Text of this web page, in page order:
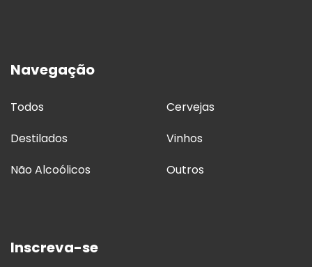
Navegação
Todos
Cervejas
Destilados
Vinhos
Não Alcoólicos
Outros
Inscreva-se